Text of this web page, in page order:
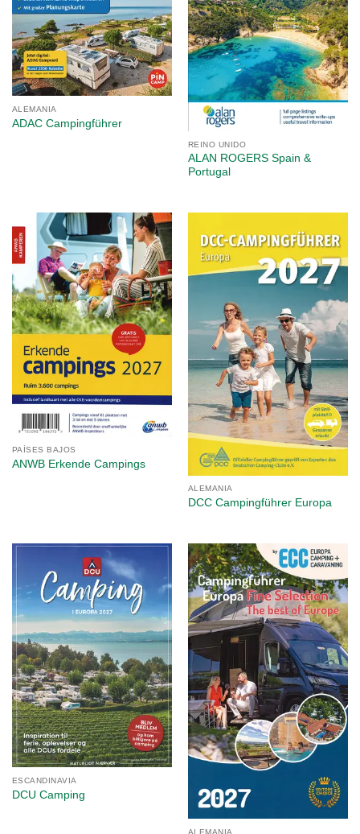
ALEMANIA
ADAC Campingführer
REINO UNIDO
ALAN ROGERS Spain &
Portugal
PAÍSES BAJOS
ANWB Erkende Campings
ALEMANIA
DCC Campingführer Europa
ESCANDINAVIA
DCU Camping
ALEMANIA